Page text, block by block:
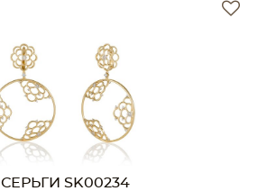
СЕРЬГИ SK00234